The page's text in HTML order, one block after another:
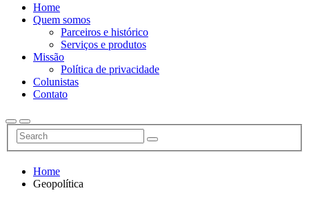
Home
Quem somos
Parceiros e histórico
Serviços e produtos
Missão
Política de privacidade
Colunistas
Contato
Home
Geopolítica